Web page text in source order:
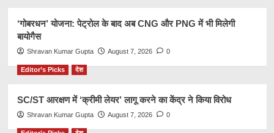
‘गोबरधन’ योजना: पेट्रोल के बाद अब CNG और PNG में भी मिलेगी
बायोगैस
Shravan Kumar Gupta August 7, 2026 0
Editor’s Picks देश
SC/ST आरक्षण में ‘क्रीमी लेयर’ लागू करने का केंद्र ने किया विरोध
Shravan Kumar Gupta August 7, 2026 0